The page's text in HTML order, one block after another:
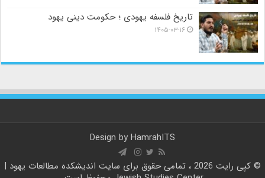
تاریخ فلسفه یهودی ؛ حکومت دینی یهود
۱۴۰۵-۰۳-۱۶
Design by HamrahITS
© کپی رایت 2026 ، تمامی حقوق برای سایت
اندیشکده مطالعات یهود |